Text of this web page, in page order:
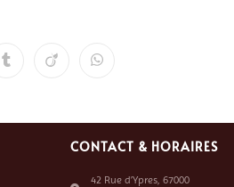
CONTACT & HORAIRES
42 Rue d’Ypres, 67000